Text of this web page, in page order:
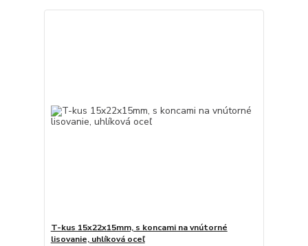
T-kus 15x22x15mm, s koncami na vnútorné
lisovanie, uhlíková oceľ